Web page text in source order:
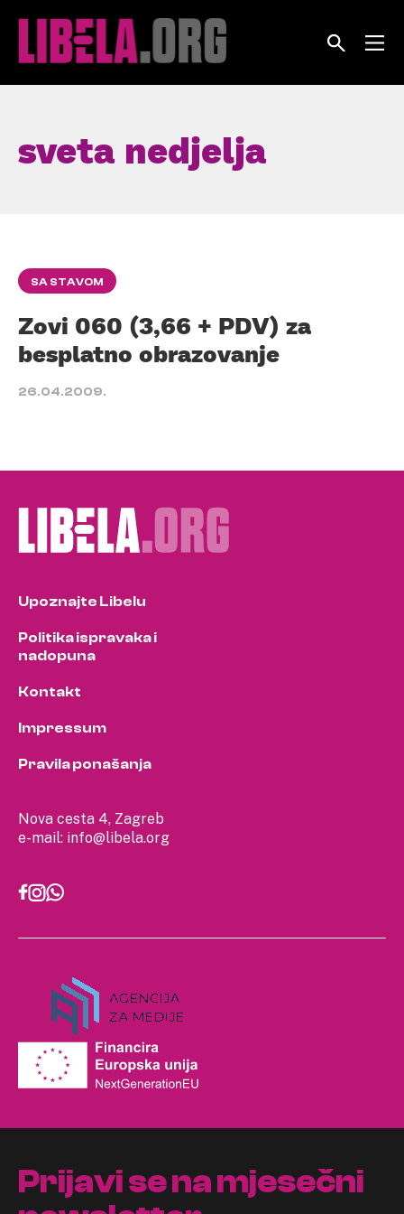
sveta nedjelja
SA STAVOM
Zovi 060 (3,66 + PDV) za
besplatno obrazovanje
26.04.2009.
Nova cesta 4, Zagreb
e-mail: info@libela.org
Upoznajte Libelu
Politika ispravaka i
nadopuna
Kontakt
Impressum
Pravila ponašanja
Prijavi se na mjesečni